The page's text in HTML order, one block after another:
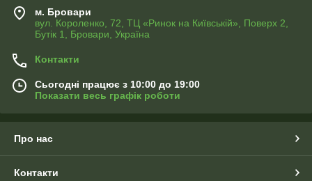
м. Бровари
вул. Короленко, 72, ТЦ «Ринок на Київській», Поверх 2,
Бутік 1, Бровари, Україна
Контакти
Сьогодні працює з 10:00 до 19:00
Показати весь графік роботи
Про нас
Контакти